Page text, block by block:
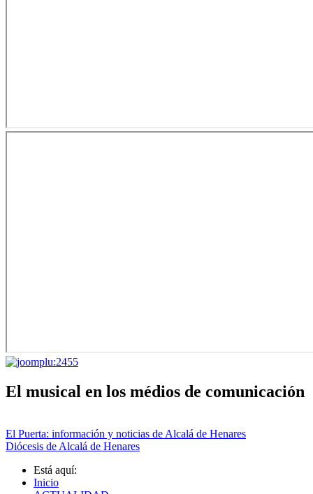
El musical en los médios de comunicación
El Puerta: información y noticias de Alcalá de Henares
Diócesis de Alcalá de Henares
Está aquí:
Inicio